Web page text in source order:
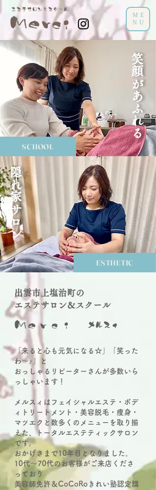
ME
NU
笑顔があふれる
SCHOOL
隠れ家サロン
ESTHETIC
出雲市上塩治町の
エステサロン＆スクール
Ｍｅｒｃｉ メルスィ
「来ると心も元気になる☆」「笑った
わ～♪」と
おっしゃるリピーターさんが多数いら
っしゃいます！
メルスィはフェイシャルエステ・ボデ
ィトリートメント・美容脱毛・痩身・
マツエクと数多くのメニューを取り揃
えた、トータルエステティックサロン
です。
おかげさまで10年目となりました。
10代～70代のお客様がご来店くださ
っており
美容師免許＆CoCoRoきれい塾認定講